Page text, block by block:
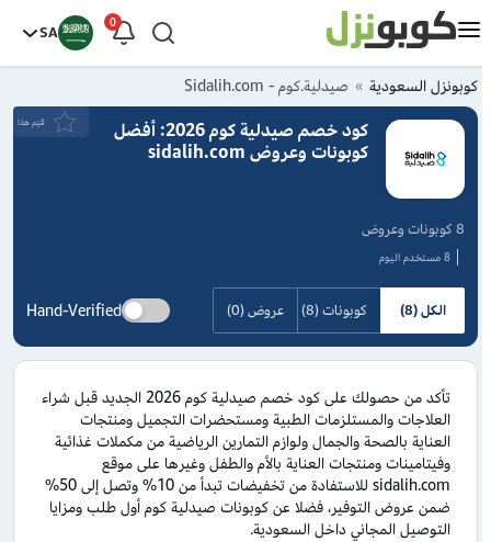
0
SA
كوبونزل السعودية صيدلية.كوم - Sidalih.com
كود خصم صيدلية كوم 2026: أفضل
كوبونات وعروض sidalih.com
8 كوبونات وعروض
8 مستخدم اليوم
قيَم هذا
الكل (8) كوبونات (8) عروض (0) Hand-Verified
تأكد من حصولك على كود خصم صيدلية كوم 2026 الجديد قبل شراء
العلاجات والمستلزمات الطبية ومستحضرات التجميل ومنتجات
العناية بالصحة والجمال ولوازم التمارين الرياضية من مكملات غذائية
وفيتامينات ومنتجات العناية بالأم والطفل وغيرها على موقع
sidalih.com للاستفادة من تخفيضات تبدأ من 10% وتصل إلى 50%
ضمن عروض التوفير، فضلا عن كوبونات صيدلية كوم أول طلب ومزايا
التوصيل المجاني داخل السعودية.